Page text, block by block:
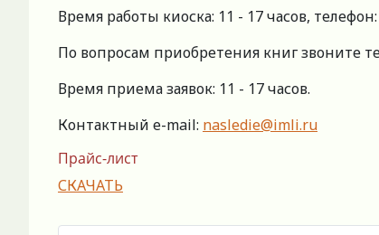
Время работы киоска: 11 - 17 часов,
По вопросам приобретения книг звоните
Время приема заявок: 11 - 17 часов.
Контактный e-mail: nasledie@imli.ru
Прайс-лист
СКАЧАТЬ